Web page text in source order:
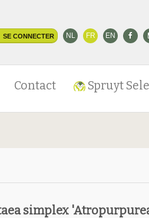
SE CONNECTER NL FR EN
Contact Spruyt
simplex